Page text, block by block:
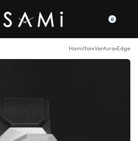
0
Hamilton›Ventura›Edge